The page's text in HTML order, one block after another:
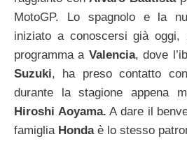
MotoGP. Lo spagnolo e la
iniziato a conoscersi già
programma a Valencia, dove
Suzuki, ha preso contatto
durante la stagione appena
Hiroshi Aoyama. A dare il
famiglia Hondaè lo stesso